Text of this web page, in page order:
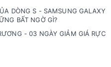
DÒNG S - SAMSUNG GALAXY
BẤT NGỜ GÌ?
- 03 NGÀY GIẢM GIÁ RỰC